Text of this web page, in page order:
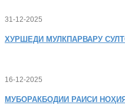
31-12-2025
ХУРШЕДИ МУЛКПАРВАРУ
16-12-2025
МУБОРАКБОДИИ РАИСИ